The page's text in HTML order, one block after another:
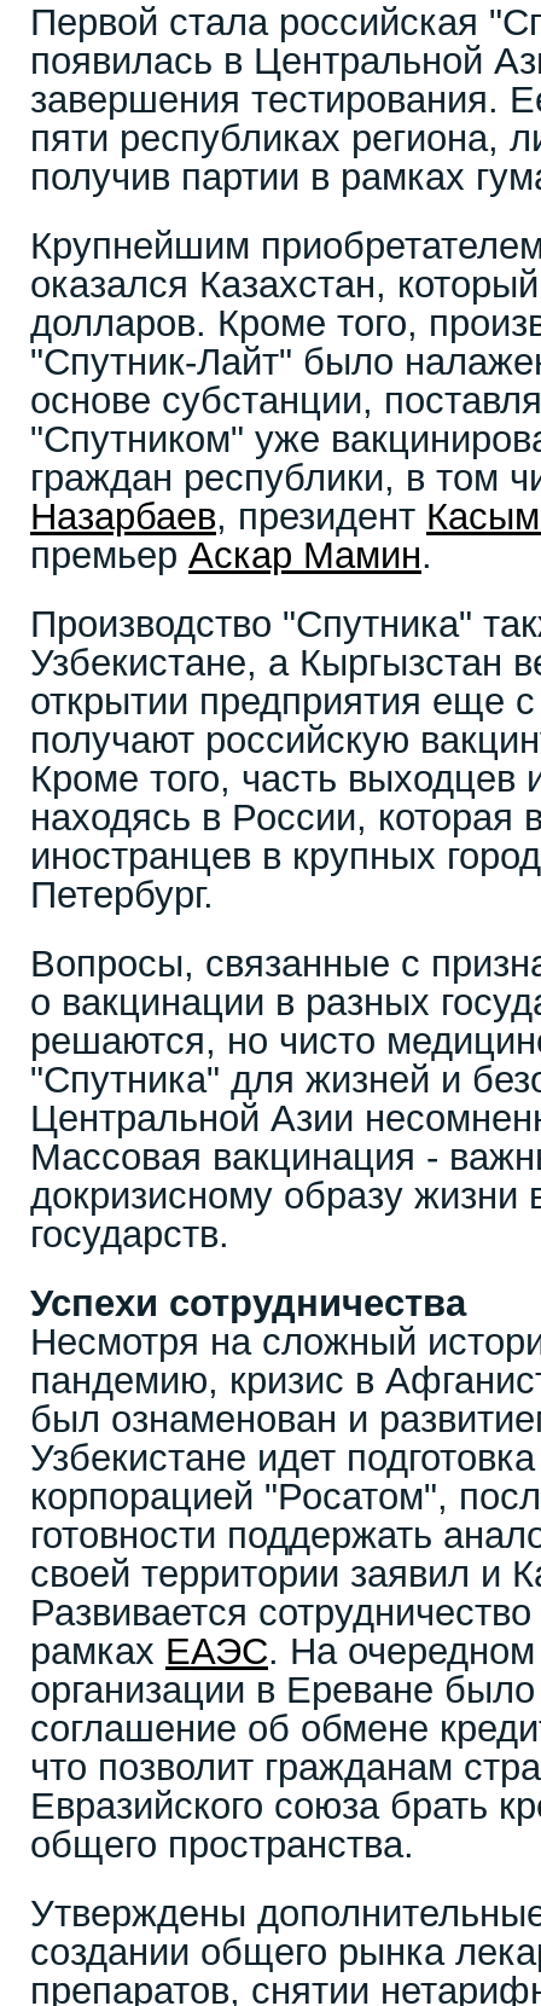
Первой стала российская
появилась в Центральной
завершения тестирования.
пяти республиках региона,
получив партии в рамках
Крупнейшим
оказался Казахстан,
долларов. Кроме того,
"Спутник-Лайт" было
основе субстанции,
"Спутником" уже
граждан республики, в том
Назарбаев, президент
премьер Аскар Мамин.
Производство "Спутника"
Узбекистане, а Кыргызстан
открытии предприятия еще
получают российскую
Кроме того, часть выходцев
находясь в России, которая
иностранцев в крупных
Петербург.
Вопросы, связанные с
о вакцинации в разных
решаются, но чисто
"Спутника" для жизней и
Центральной Азии
Массовая вакцинация -
докризисному образу жизни
государств.
Успехи сотрудничества
Несмотря на сложный
пандемию, кризис в
был ознаменован и
Узбекистане идет
корпорацией "Росатом",
готовности поддержать
своей территории заявил и
Развивается
рамках ЕАЭС. На
организации в Ереване
соглашение об обмене
что позволит гражданам
Евразийского союза брать
общего пространства.
Утверждены
создании общего рынка
препаратов, снятии